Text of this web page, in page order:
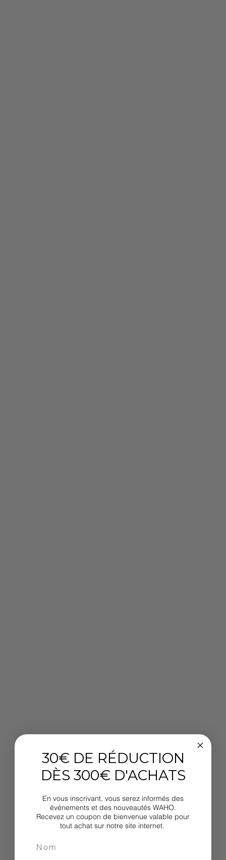
30€ DE RÉDUCTION
DÈS 300€ D'ACHATS
En vous inscrivant, vous serez informés des
événements et des nouveautés WAHO.
Recevez un coupon de bienvenue valable pour
tout achat sur notre site internet.